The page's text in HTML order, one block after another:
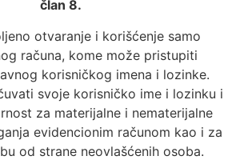
član 8.
otvaranje i korišćenje samo
računa, kome može pristupiti
korisničkog imena i lozinke.
svoje korisničko ime i lozinku i
za materijalne i nematerijalne
evidencionim računom kao i za
od strane neovlašćenih osoba.